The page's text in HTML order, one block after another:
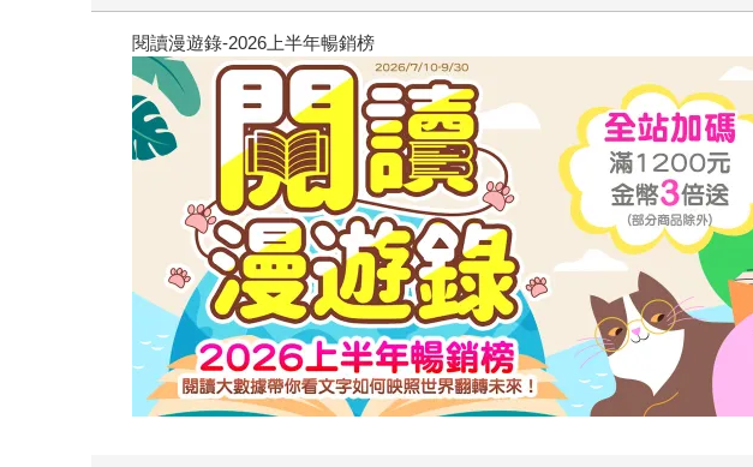
閱讀漫遊錄-2026上半年暢銷榜